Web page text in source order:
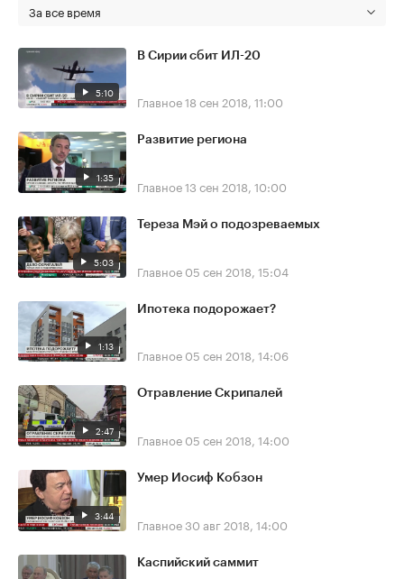
За все время
5:10
В Сирии сбит ИЛ-20
Главное18 сен 2018, 11:00
1:35
Развитие региона
Главное13 сен 2018, 10:00
5:03
Тереза Мэй о подозреваемых
Главное 05 сен 2018, 15:04
1:13
Ипотека подорожает?
Главное 05 сен 2018, 14:06
2:47
Отравление Скрипалей
Главное 05 сен 2018, 14:00
3:44
Умер Иосиф Кобзон
Главное30 авг 2018, 14:00
Каспийский саммит